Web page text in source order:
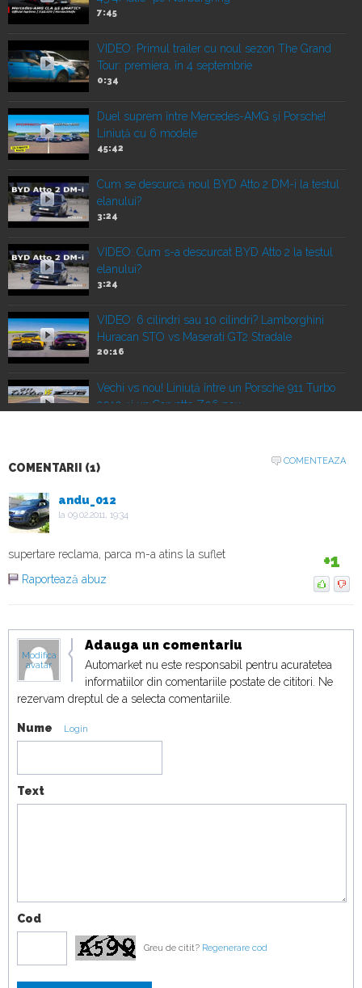
7:45
VIDEO: Primul trailer cu noul sezon The Grand
Tour: premiera, în 4 septembrie
0:34
Duel suprem între Mercedes-AMG și Porsche!
Liniuță cu 6 modele
45:42
Cum se descurcă noul BYD Atto 2 DM-i la testul
elanului?
3:24
VIDEO: Cum s-a descurcat BYD Atto 2 la testul
elanului?
3:24
VIDEO: 6 cilindri sau 10 cilindri? Lamborghini
Huracan STO vs Maserati GT2 Stradale
20:16
Vechi vs nou! Liniuță între un Porsche 911 Turbo
2010 și un Corvette Z06 nou
VIDEO: Duelul SUV-urilor de performanță.
Porsche Cayenne Electric vs Ferrari Purosangue
16:07
Electric vs cel mai mare avion
COMENTARII (1)
COMENTEAZA
andu_012
la 09.02.2011, 19:34
supertare reclama, parca m-a atins la suflet
Raportează abuz
+1
Modifica
avatar
Adauga un comentariu
Automarket nu este responsabil pentru acuratetea
informatiilor din comentariile postate de cititori. Ne
rezervam dreptul de a selecta comentariile.
Nume Login
Text
Cod
Greu de citit? Regenerare cod